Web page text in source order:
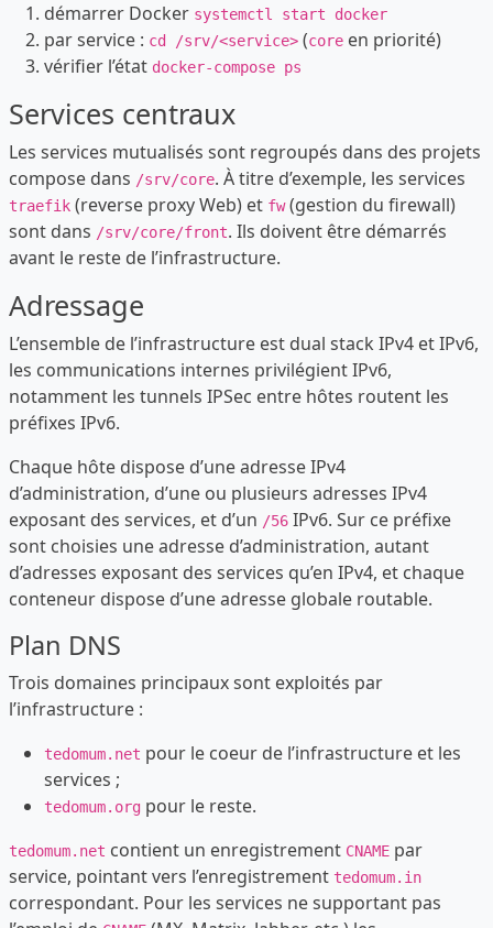
démarrer Docker systemctl start docker
par service : cd /srv/<service> (core en priorité)
vérifier l’état docker-compose ps
Services centraux
Les services mutualisés sont regroupés dans des projets
compose dans /srv/core. À titre d’exemple, les services
traefik (reverse proxy Web) et fw(gestion du firewall)
sont dans /srv/core/front. Ils doivent être démarrés
avant le reste de l’infrastructure.
Adressage
L’ensemble de l’infrastructure est dual stack IPv4 et IPv6,
les communications internes privilégient IPv6,
notamment les tunnels IPSec entre hôtes routent les
préfixes IPv6.
Chaque hôte dispose d’une adresse IPv4
d’administration, d’une ou plusieurs adresses IPv4
exposant des services, et d’un /56 IPv6. Sur ce préfixe
sont choisies une adresse d’administration, autant
d’adresses exposant des services qu’en IPv4, et chaque
conteneur dispose d’une adresse globale routable.
Plan DNS
Trois domaines principaux sont exploités par
l’infrastructure :
tedomum.net pour le coeur de l’infrastructure et les
services ;
tedomum.org pour le reste.
tedomum.net contient un enregistrement CNAME par
service, pointant vers l’enregistrement tedomum.in
correspondant. Pour les services ne supportant pas